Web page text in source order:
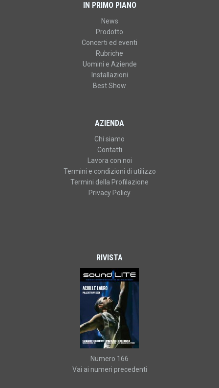
IN PRIMO PIANO
News
Prodotto
Concerti ed eventi
Rubriche
Uomini e Aziende
Installazioni
Best Show
AZIENDA
Chi siamo
Contatti
Lavora con noi
Termini e condizioni di utilizzo
Termini della Profilazione
Privacy Policy
RIVISTA
Numero 166
Vai ai numeri precedenti